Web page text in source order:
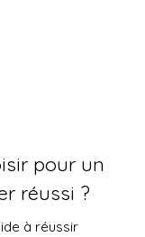
pour un
réussi ?
à réussir